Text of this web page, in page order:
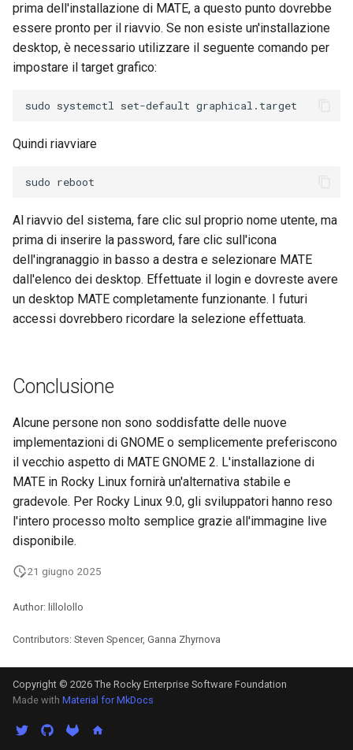
prima dell'installazione di MATE, a questo punto dovrebbe
essere pronto per il riavvio. Se non esiste un'installazione
desktop, è necessario utilizzare il seguente comando per
impostare il target grafico:
Quindi riavviare
Al riavvio del sistema, fare clic sul proprio nome utente, ma
prima di inserire la password, fare clic sull'icona
dell'ingranaggio in basso a destra e selezionare MATE
dall'elenco dei desktop. Effettuate il login e dovreste avere
un desktop MATE completamente funzionante. I futuri
accessi dovrebbero ricordare la selezione effettuata.
Conclusione
Alcune persone non sono soddisfatte delle nuove
implementazioni di GNOME o semplicemente preferiscono
il vecchio aspetto di MATE GNOME 2. L'installazione di
MATE in Rocky Linux fornirà un'alternativa stabile e
gradevole. Per Rocky Linux 9.0, gli sviluppatori hanno reso
l'intero processo molto semplice grazie all'immagine live
disponibile.
21 giugno 2025
Author: lillolollo
Contributors: Steven Spencer, Ganna Zhyrnova
Copyright © 2026 The Rocky Enterprise Software Foundation
Made with Material for MkDocs